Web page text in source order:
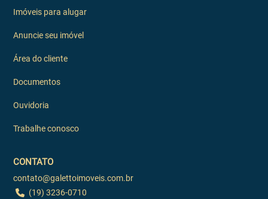
Imóveis para alugar
Anuncie seu imóvel
Área do cliente
Documentos
Ouvidoria
Trabalhe conosco
CONTATO
contato@galettoimoveis.com.br
(19) 3236-0710